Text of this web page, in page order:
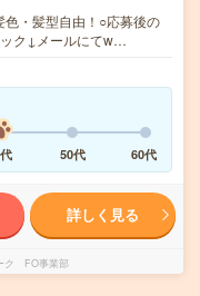
色・髪型自由！○応募後の
ク↓メールにてw…
50代 60代
詳しく見る
ク FO事業部